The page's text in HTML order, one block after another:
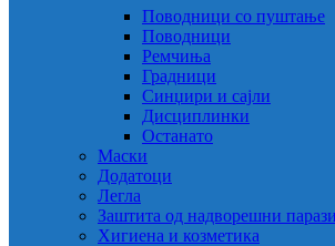
Поводници со пуштање
Поводници
Ремчиња
Градници
Синџири и сајли
Дисциплинки
Останато
Маски
Додатоци
Легла
Заштита од надворешни
Хигиена и козметика